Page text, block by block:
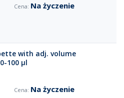
Na życzenie
with adj. volume
100 µl
Na życzenie